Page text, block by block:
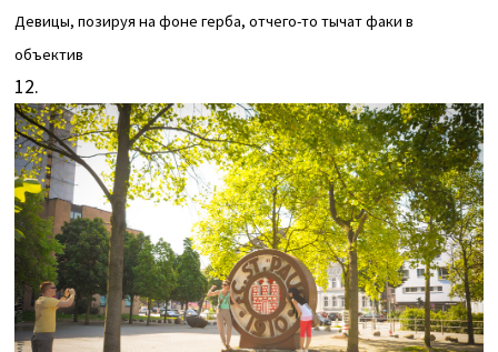
Девицы, позируя на фоне герба, отчего-то тычат факи в
объектив
12.